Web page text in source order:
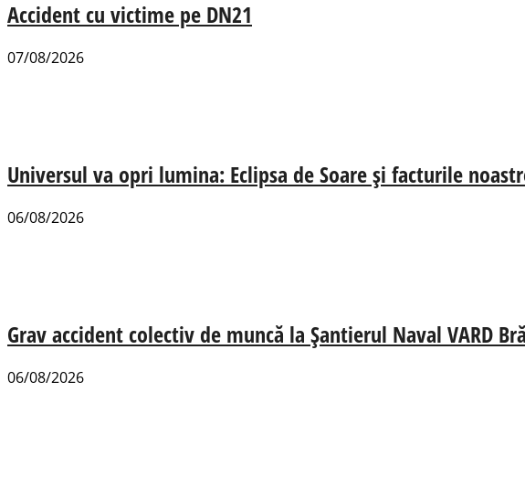
Accident cu victime pe DN21
07/08/2026
Universul va opri lumina: Eclipsa de Soare și facturile
06/08/2026
Grav accident colectiv de muncă la Șantierul Naval VARD
06/08/2026